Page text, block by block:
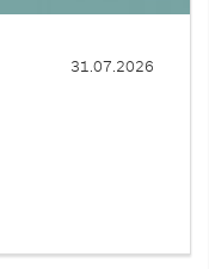
31.07.2026